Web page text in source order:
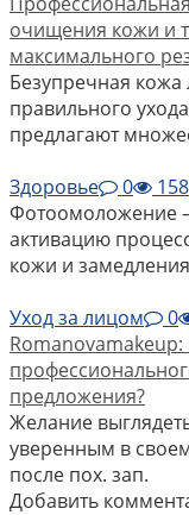
очищения кожи и
максимального
Безупречная кожа
правильного
предлагают
Здоровье
0
158
Фотоомоложение
активацию
кожи и
Уход за лицом
0
Romanovamakeup:
предложения?
Желание
уверенным в
после пох. зап.
Добавить